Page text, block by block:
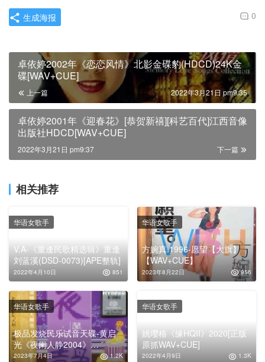
0
生成海报
卓依婷2002年《恋恋风情》北影金碟豹(HDCD)24K金
碟[WAV+CUE]
上一篇 2022年3月21日 pm9:35
卓依婷2001年《迎春花》[恭贺新禧][科艺百代]江西音像
出版社HDCD[WAV+CUE]
下一篇
2022年3月21日 pm9:37
相关推荐
V.A-《重逢民歌精选辑》重逢
刘蓝溪(DSD-0073)[APE整轨]
2022年4月10日 851
华语女歌手
方婉真.1996-愿望【大旗】
【WAV+CUE】
2023年8月22日 956
华语女歌手
极品发烧民乐试音天碟-黄启
光《夜阑人静2004》
SACD[ISO整轨]
2023年7月4日 1.2K
华语女歌手
姚璎格《缘HQII》2020[正版
原抓WAV+CUE]
2022年4月9日 1.3K
华语女歌手